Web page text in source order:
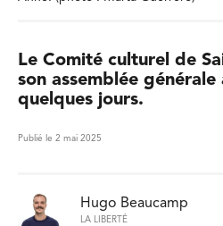
Le Comité culturel de
son assemblée générale
quelques jours.
Publié le 2 mai 2025
Hugo Beaucamp
LA LIBERTÉ